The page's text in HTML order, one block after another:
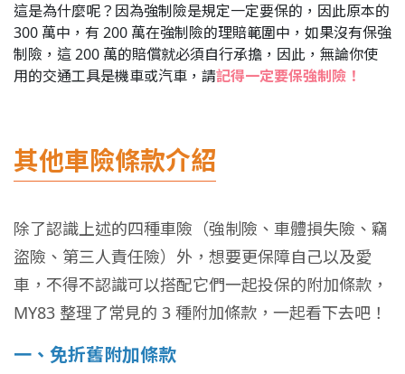
這是為什麼呢？因為強制險是規定一定要保的，因此原本的
300 萬中，有 200 萬在強制險的理賠範圍中，如果沒有保強
制險，這 200 萬的賠償就必須自行承擔，因此，無論你使
用的交通工具是機車或汽車，請記得一定要保強制險！
其他車險條款介紹
除了認識上述的四種車險（強制險、車體損失險、竊
盜險、第三人責任險）外，想要更保障自己以及愛
車，不得不認識可以搭配它們一起投保的附加條款，
MY83 整理了常見的 3 種附加條款，一起看下去吧！
一、免折舊附加條款